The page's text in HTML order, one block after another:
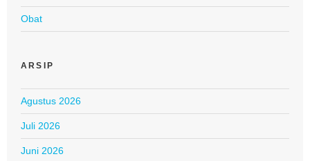
Obat
ARSIP
Agustus 2026
Juli 2026
Juni 2026